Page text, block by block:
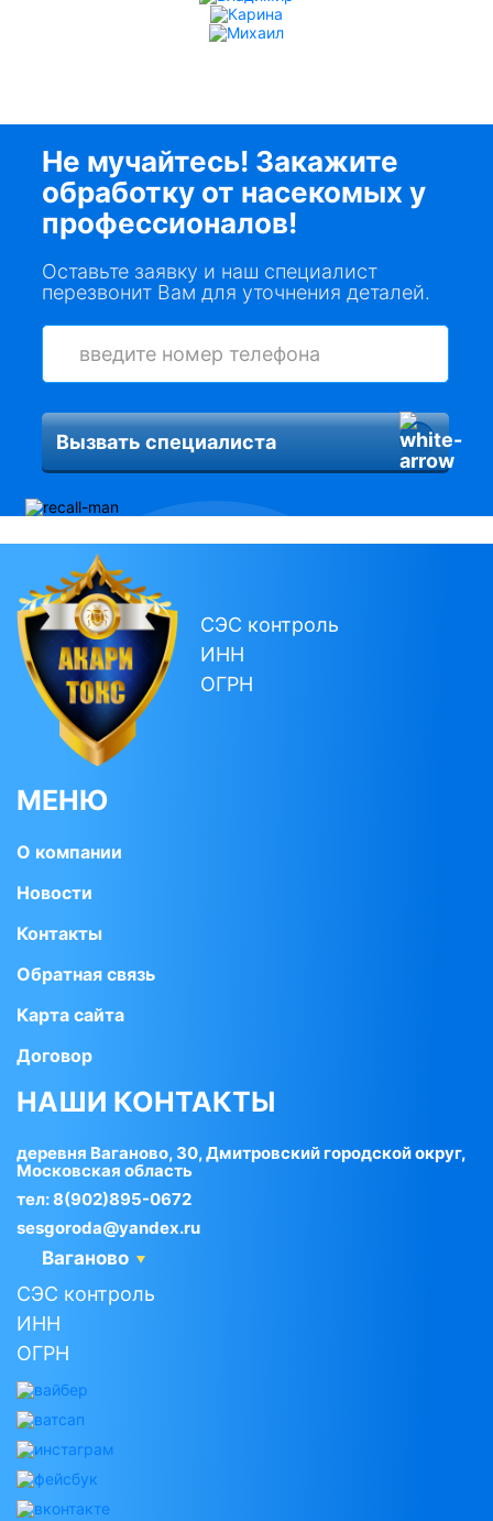
Не мучайтесь! Закажите
обработку от насекомых у
профессионалов!
Оставьте заявку и наш специалист
перезвонит Вам для уточнения деталей.
Вызвать специалиста
СЭС контроль
ИНН
ОГРН
МЕНЮ
О компании
Новости
Контакты
Обратная связь
Карта сайта
Договор
НАШИ КОНТАКТЫ
деревня Ваганово, 30, Дмитровский городской округ,
Московская область
тел:8(902)895-0672
sesgoroda@yandex.ru
Ваганово
СЭС контроль
ИНН
ОГРН